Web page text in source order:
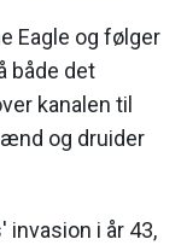
Eagle og følger
både det
kanalen til
og druider
i år 43,